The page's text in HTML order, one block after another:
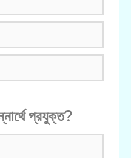
প্রযুক্ত?